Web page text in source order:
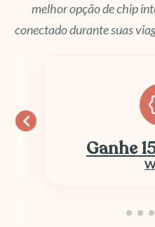
melhor opção de chip
conectado durante suas
Ganhe